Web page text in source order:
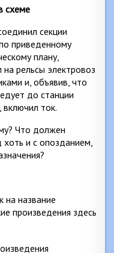
схеме
секции
приведенному
плану,
на рельсы электровоз
и, объявив, что
до станции
включил ток.
Что должен
и с опозданием,
на название
произведения здесь